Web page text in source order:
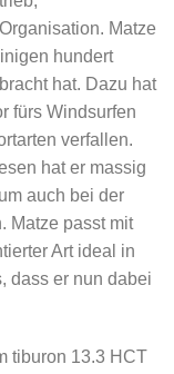
Matze
hundert
hat. Dazu hat
fürs Windsurfen
verfallen.
hat er massig
auch bei der
Matze passt mit
Art ideal in
dass er nun dabei
tiburon 13.3 HCT